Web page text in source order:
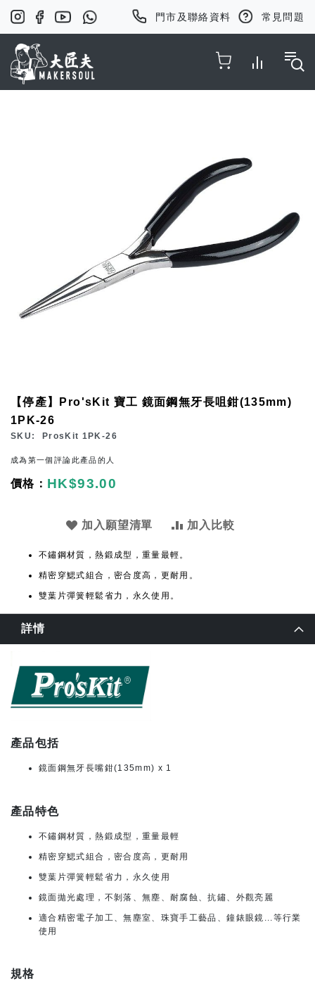
門市及聯絡資料 常見問題
【停產】Pro'sKit 寶工 鏡面鋼無牙長咀鉗(135mm)
1PK-26
SKU ProsKit 1PK-26
成為第一個評論此產品的人
HK$93.00
加入願望清單 加入比較
不鏽鋼材質，熱鍛成型，重量最輕。
精密穿鰓式組合，密合度高，更耐用。
雙葉片彈簧輕鬆省力，永久使用。
to
of
the
詳情
產品包括
鏡面鋼無牙長嘴鉗(135mm) x 1
產品特色
不鏽鋼材質，熱鍛成型，重量最輕
精密穿鰓式組合，密合度高，更耐用
雙葉片彈簧輕鬆省力，永久使用
鏡面拋光處理，不剝落、無塵、耐腐蝕、抗鏽、外觀亮麗
適合精密電子加工、無塵室、珠寶手工藝品、鐘錶眼鏡...等行業
使用
規格